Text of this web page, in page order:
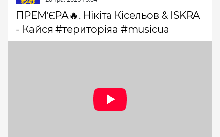
ПРЕМʼЄРА🔥. Нікіта Кісельов & ISKRA
- Кайся #територіяа #musicua
предмет допису.